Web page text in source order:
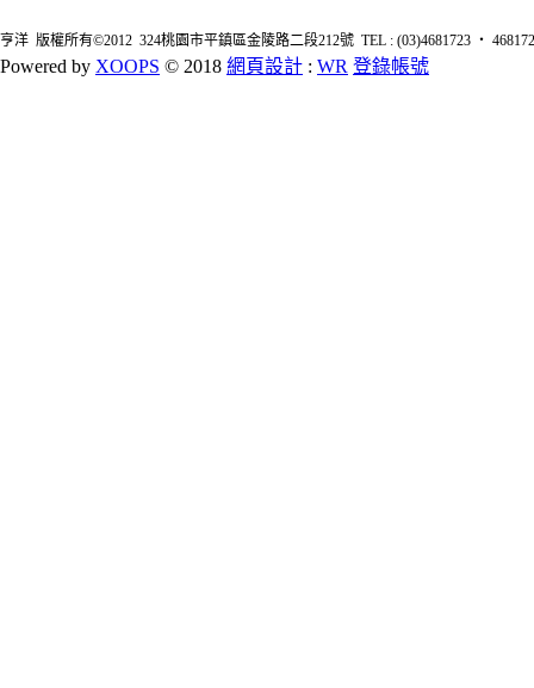
亨洋 版權所有©2012 324桃園市平鎮區金陵路二段212號 TEL : (03)4681723 ‧
Powered by XOOPS © 2018 網頁設計 : WR 登錄帳號